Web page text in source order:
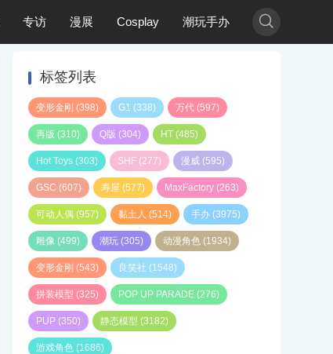
专访 漫展 Cosplay 潮玩手办 
标签列表
变形金刚 (398) G1 (338) 万代 (597)
再版 (310) Q版 (304) HT (485)
Hot Toys (303) SHF (277) 漫威 (595)
GSC (607) 寿屋 (577) MaxFactory (263)
可动人偶 (957) 黏土人 (514) 手办 (3975)
雕像 (499) 潮玩 (305) 动漫角色 (1934)
变形金刚 (543) 良笑社 (1548)
拼装模型 (325) POP UP PARADE (276)
PUP (350) 静态模型 (3182)
游戏角色 (1686)